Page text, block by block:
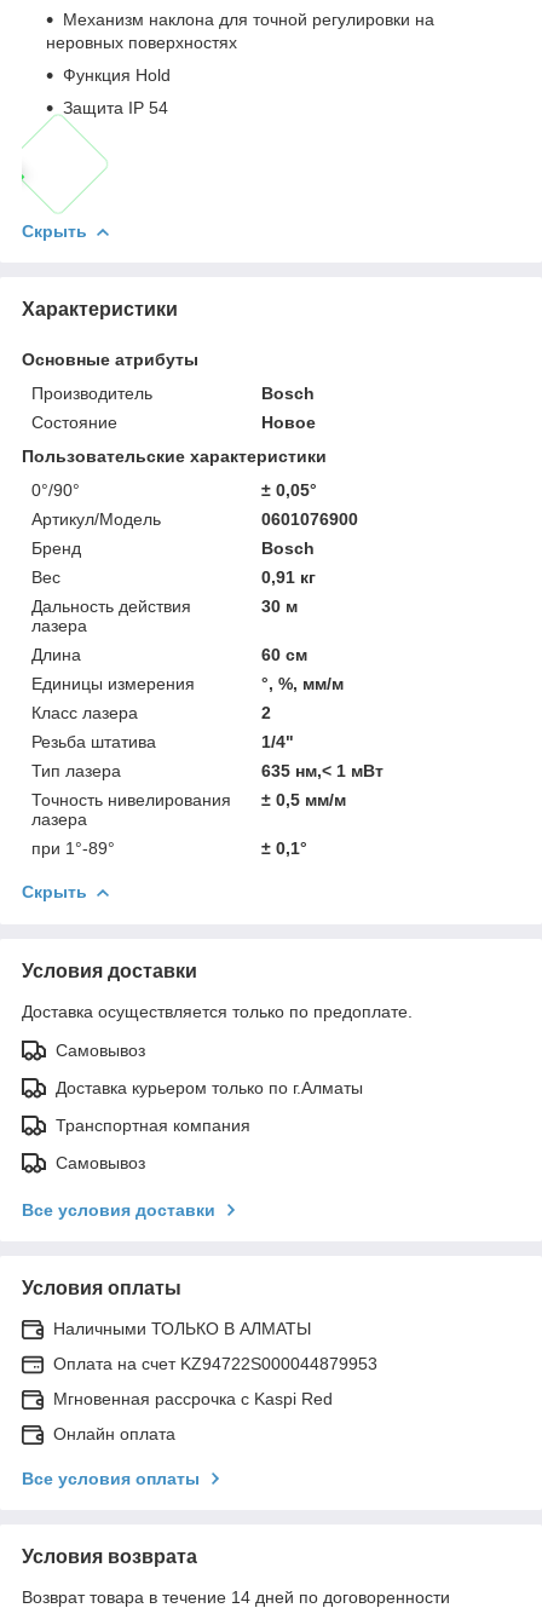
Механизм наклона для точной регулировки на
неровных поверхностях
Функция Hold
Защита IP 54
Скрыть
Характеристики
Основные атрибуты
Производитель
Bosch
Состояние
Новое
Пользовательские характеристики
0°/90°
± 0,05°
Артикул/Модель
0601076900
Бренд
Bosch
Вес
0,91 кг
Дальность действия
лазера
30 м
Длина
60 см
Единицы измерения
°, %, мм/м
Класс лазера
2
Резьба штатива
1/4"
Тип лазера
635 нм,< 1 мВт
Точность нивелирования
лазера
± 0,5 мм/м
при 1°-89° ± 0,1°
Скрыть
Условия доставки
Доставка осуществляется только по предоплате.
Самовывоз
Доставка курьером только по г.Алматы
Транспортная компания
Самовывоз
Все условия доставки
Условия оплаты
Наличными ТОЛЬКО В АЛМАТЫ
Оплата на счет KZ94722S000044879953
Мгновенная рассрочка с Kaspi Red
Онлайн оплата
Все условия оплаты
Условия возврата
Возврат товара в течение 14 дней по договоренности